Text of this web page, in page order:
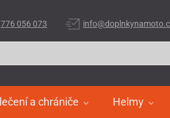
a chrániče Helmy
776 056 073